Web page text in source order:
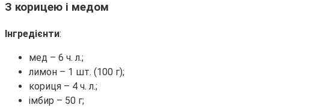
З корицею і медом
Інгредієнти:
мед – 6 ч. л.;
лимон – 1 шт. (100 г);
кориця – 4 ч. л.;
імбир – 50 г;